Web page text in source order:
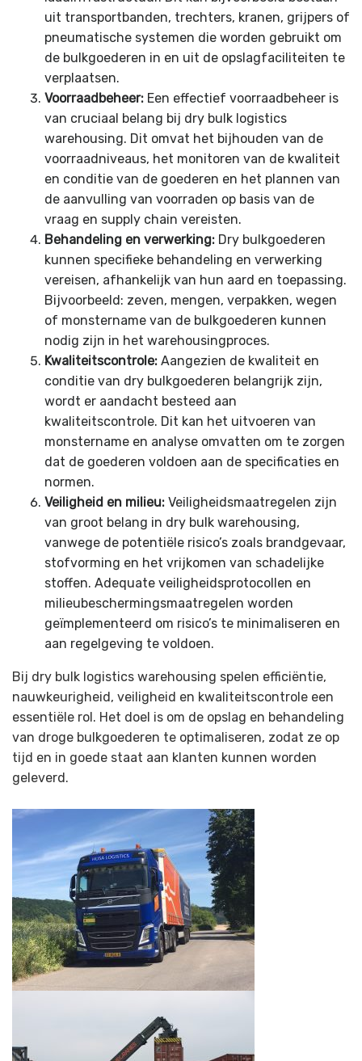
uit transportbanden, trechters, kranen, grijpers of
pneumatische systemen die worden gebruikt om
de bulkgoederen in en uit de opslagfaciliteiten te
verplaatsen.
Voorraadbeheer: Een effectief voorraadbeheer is
van cruciaal belang bij dry bulk logistics
warehousing. Dit omvat het bijhouden van de
voorraadniveaus, het monitoren van de kwaliteit
en conditie van de goederen en het plannen van
de aanvulling van voorraden op basis van de
vraag en supply chain vereisten.
Behandeling en verwerking: Dry bulkgoederen
kunnen specifieke behandeling en verwerking
vereisen, afhankelijk van hun aard en toepassing.
Bijvoorbeeld: zeven, mengen, verpakken, wegen
of monstername van de bulkgoederen kunnen
nodig zijn in het warehousingproces.
Kwaliteitscontrole: Aangezien de kwaliteit en
conditie van dry bulkgoederen belangrijk zijn,
wordt er aandacht besteed aan
kwaliteitscontrole. Dit kan het uitvoeren van
monstername en analyse omvatten om te zorgen
dat de goederen voldoen aan de specificaties en
normen.
Veiligheid en milieu: Veiligheidsmaatregelen zijn
van groot belang in dry bulk warehousing,
vanwege de potentiële risico’s zoals brandgevaar,
stofvorming en het vrijkomen van schadelijke
stoffen. Adequate veiligheidsprotocollen en
milieubeschermingsmaatregelen worden
geïmplementeerd om risico’s te minimaliseren en
aan regelgeving te voldoen.
Bij dry bulk logistics warehousing spelen efficiëntie,
nauwkeurigheid, veiligheid en kwaliteitscontrole een
essentiële rol. Het doel is om de opslag en behandeling
van droge bulkgoederen te optimaliseren, zodat ze op
tijd en in goede staat aan klanten kunnen worden
geleverd.